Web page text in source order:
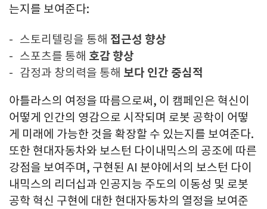
는지를 보여준다:
스토리텔링을 통해 접근성 향상
스포츠를 통해 호감 향상
감정과 창의력을 통해 보다 인간 중심적
아틀라스의 여정을 따름으로써 , 이 캠페인은 혁신이
어떻게 인간의 영감으로 시작되며 로봇 공학이 어떻
게 미래에 가능한 것을 확장할 수 있는지를 보여준다.
또한 현대자동차와 보스턴 다이내믹스의 공조에 따른
강점을 보여주며, 구현된 AI 분야에서의 보스턴 다이
내믹스의 리더십과 인공지능 주도의 이동성 및 로봇
공학 혁신 구현에 대한 현대자동차의 열정을 보여준